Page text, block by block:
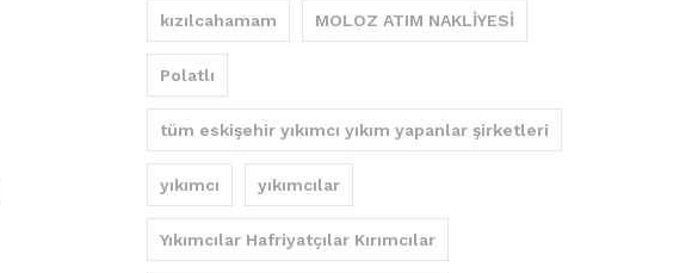
kızılcahamam MOLOZ ATIM NAKLİYESİ
Polatlı
tüm eskişehir yıkımcı yıkım yapanlar şirketleri
yıkımcı yıkımcılar
Yıkımcılar Hafriyatçılar Kırımcılar